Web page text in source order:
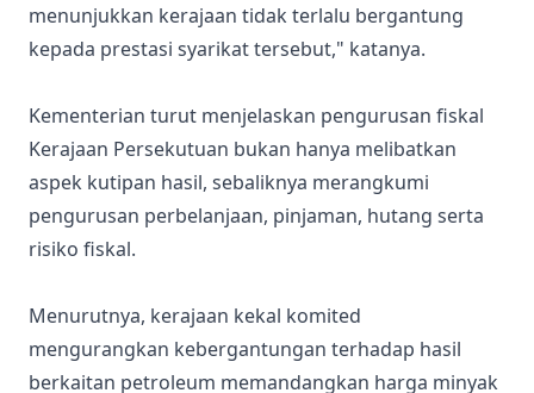
menunjukkan kerajaan tidak terlalu bergantung
kepada prestasi syarikat tersebut," katanya.
Kementerian turut menjelaskan pengurusan fiskal
Kerajaan Persekutuan bukan hanya melibatkan
aspek kutipan hasil, sebaliknya merangkumi
pengurusan perbelanjaan, pinjaman, hutang serta
risiko fiskal.
Menurutnya, kerajaan kekal komited
mengurangkan kebergantungan terhadap hasil
berkaitan petroleum memandangkan harga minyak